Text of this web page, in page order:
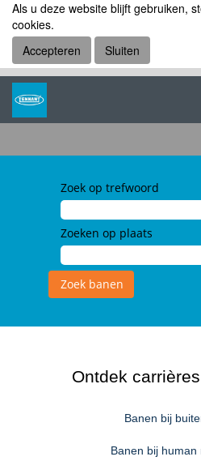
Als u deze website blijft gebruiken,
cookies.
Accepteren
Sluiten
Zoek op trefwoord
Zoeken op plaats
Ontdek
Banen bij
Banen bij human